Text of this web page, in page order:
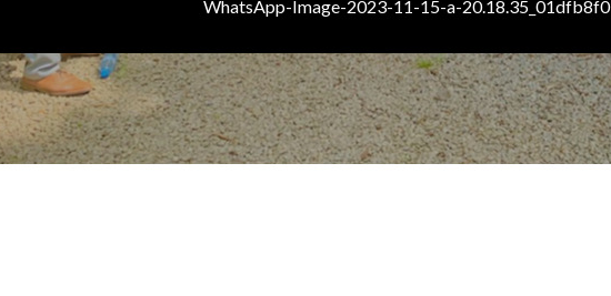
WhatsApp-Image-2023-11-15-a-20.18.35_01dfb8f0